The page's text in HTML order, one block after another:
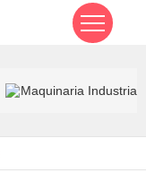
Maquinaria Industrial